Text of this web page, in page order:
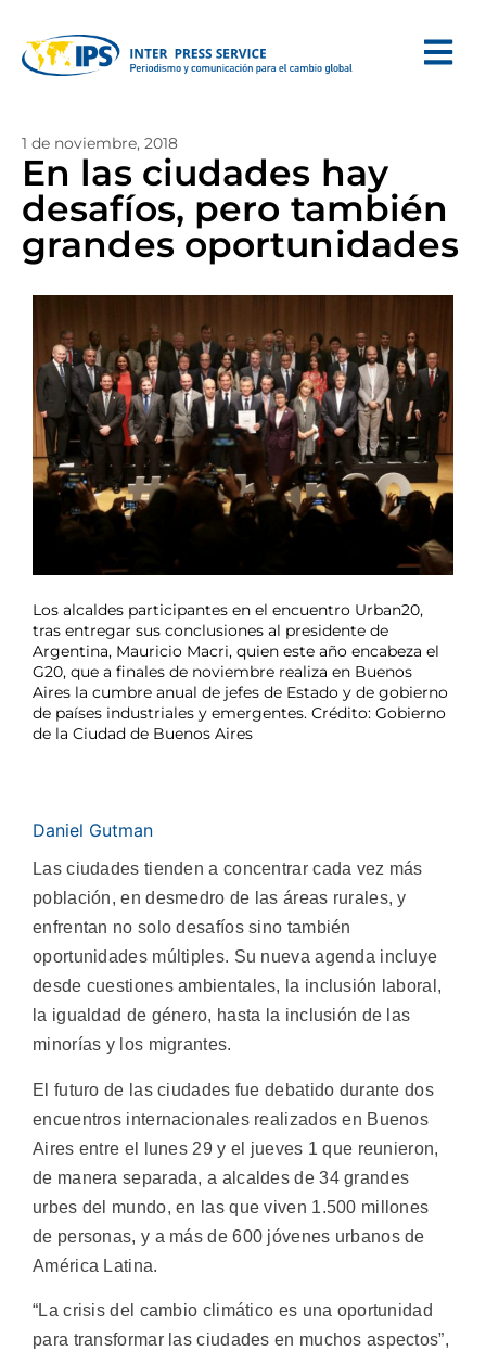
1 de noviembre, 2018
En las ciudades hay
desafíos, pero también
grandes oportunidades
Los alcaldes participantes en el encuentro Urban20,
tras entregar sus conclusiones al presidente de
Argentina, Mauricio Macri, quien este año encabeza el
G20, que a finales de noviembre realiza en Buenos
Aires la cumbre anual de jefes de Estado y de gobierno
de países industriales y emergentes. Crédito: Gobierno
de la Ciudad de Buenos Aires
Daniel Gutman
Las ciudades tienden a concentrar cada vez más
población, en desmedro de las áreas rurales, y
enfrentan no solo desafíos sino también
oportunidades múltiples. Su nueva agenda incluye
desde cuestiones ambientales, la inclusión laboral,
la igualdad de género, hasta la inclusión de las
minorías y los migrantes.
El futuro de las ciudades fue debatido durante dos
encuentros internacionales realizados en Buenos
Aires entre el lunes 29 y el jueves 1 que reunieron,
de manera separada, a alcaldes de 34 grandes
urbes del mundo, en las que viven 1.500 millones
de personas, y a más de 600 jóvenes urbanos de
América Latina.
“La crisis del cambio climático es una oportunidad
para transformar las ciudades en muchos aspectos”,